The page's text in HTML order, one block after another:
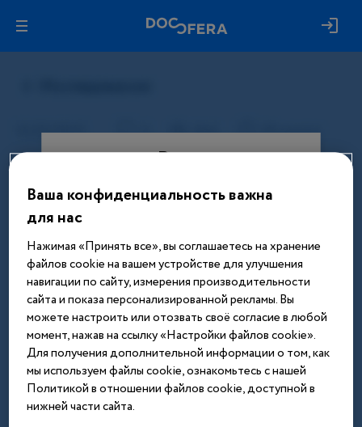
Вход
Этот материал доступен только
после авторизации. Войдите или
зарегистрируйтесь, чтобы получить
доступ ко всем материалам сайта
Введите телефон или email
Далее
Ваша конфиденциальность важна
для нас
Нажимая «Принять все», вы соглашаетесь на хранение
файлов cookie на вашем устройстве для улучшения
навигации по сайту, измерения производительности
сайта и показа персонализированной рекламы. Вы
можете настроить или отозвать своё согласие в любой
момент, нажав на ссылку «Настройки файлов cookie».
Для получения дополнительной информации о том, как
мы используем файлы cookie, ознакомьтесь с нашей
Политикой в отношении файлов cookie, доступной в
нижней части сайта.